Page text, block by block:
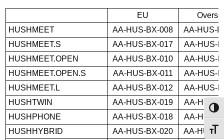
EU
HUSHMEET
AA-HUS-BX-008
AA-HUS-
HUSHMEET.S
AA-HUS-BX-017
AA-HUS-
HUSHMEET.OPEN
AA-HUS-BX-010
AA-HUS-
HUSHMEET.OPEN.S
AA-HUS-BX-011
AA-HUS-
HUSHMEET.L
AA-HUS-BX-012
AA-HUS-
HUSHTWIN
AA-HUS-BX-019
AA-HUS-
HUSHPHONE
AA-HUS-BX-018
AA-HUS-
HUSHHYBRID
AA-HUS-BX-020
AA-HUS-